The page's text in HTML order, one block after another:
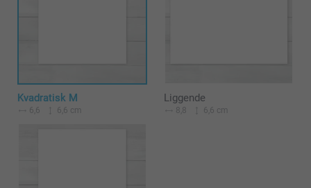
Kvadratisk M
6,6 6,6 cm
Liggende
8,8 6,6 cm